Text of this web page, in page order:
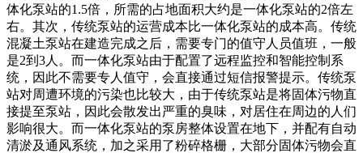
体化泵站的1.5倍，所需的占地面积大约是一体化泵站的2倍左
右。其次，传统泵站的运营成本比一体化泵站的成本高。传统
混凝土泵站在建造完成之后，需要专门的值守人员值班，一般
是2到3人。而一体化泵站由于配置了远程监控和智能控制系
统，因此不需要专人值守，会直接通过短信报警提示。传统泵
站对周遭环境的污染也比较大，由于传统泵站是将固体污物直
接提至泵站，因此会散发出严重的臭味，对居住在周边的人们
影响很大。而一体化泵站的泵房整体设置在地下，并配有自动
清淤及通风系统，加之采用了粉碎格栅，大部分固体污物会直